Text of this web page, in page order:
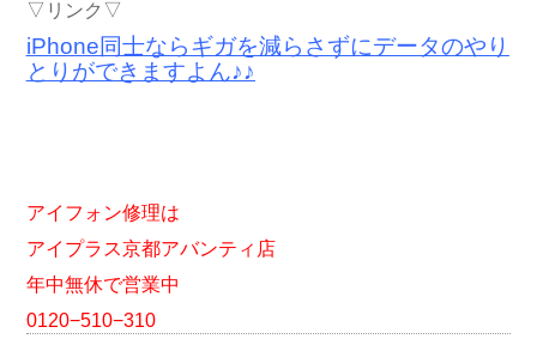
▽リンク▽
iPhone同士ならギガを減らさずにデータのやり
とりができますよん♪♪
アイフォン修理は
アイプラス京都アバンティ店
年中無休で営業中
0120−510−310